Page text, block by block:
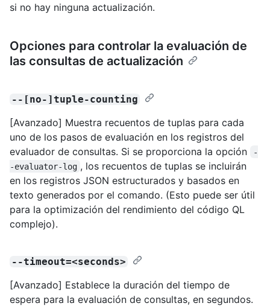
si no hay ninguna actualización.
Opciones para controlar la evaluación de
las consultas de actualización
--[no-]tuple-counting
[Avanzado] Muestra recuentos de tuplas para cada
uno de los pasos de evaluación en los registros del
evaluador de consultas. Si se proporciona la opción
-
-evaluator-log , los recuentos de tuplas se incluirán
en los registros JSON estructurados y basados en
texto generados por el comando. (Esto puede ser útil
para la optimización del rendimiento del código QL
complejo).
--timeout=<seconds>
[Avanzado] Establece la duración del tiempo de
espera para la evaluación de consultas, en segundos.